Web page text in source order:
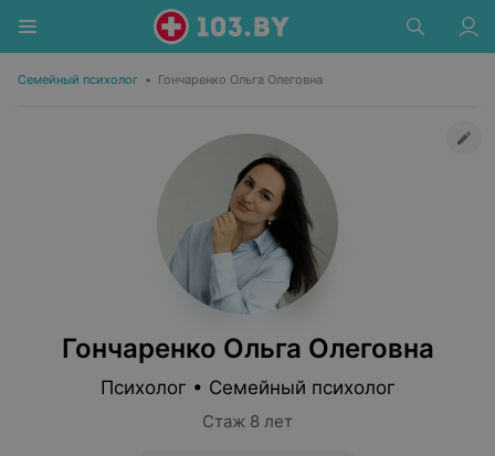
Семейный психолог • Гончаренко Ольга Олеговна
Гончаренко Ольга Олеговна
Психолог • Семейный психолог
Стаж 8 лет